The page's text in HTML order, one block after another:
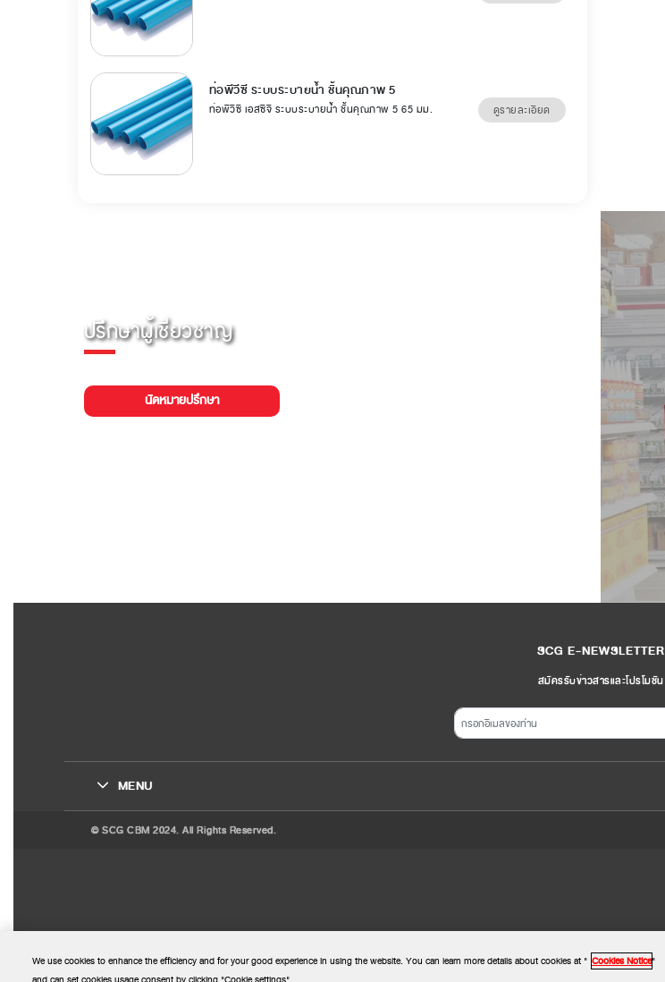
ท่อพีวีซี ระบบระบายน้ำ ชั้นคุณภาพ 5
ท่อพีวีซี เอสซีจี ระบบระบายน้ำ ชั้นคุณภาพ 5 65 มม. ดูรายละเอียด
ปรึกษาผู้เชี่ยวชาญ
นัดหมายปรึกษา
SCG E-NEWSLETTER
สมัครรับข่าวสารและโปรโมชัน
MENU
© SCG CBM 2024. All Rights Reserved.
We use cookies to enhance the efficiency and for your good experience in using the website. You can learn more details about cookies at " Cookies Notice"